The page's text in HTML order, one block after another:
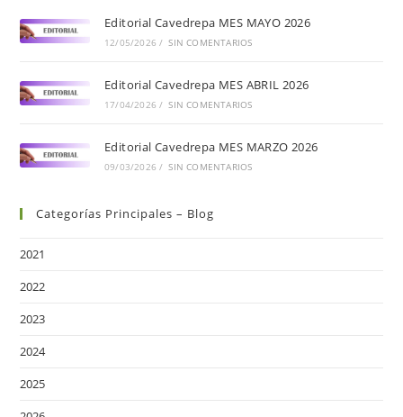
Editorial Cavedrepa MES MAYO 2026
12/05/2026 / SIN COMENTARIOS
Editorial Cavedrepa MES ABRIL 2026
17/04/2026 / SIN COMENTARIOS
Editorial Cavedrepa MES MARZO 2026
09/03/2026 / SIN COMENTARIOS
Categorías Principales – Blog
2021
2022
2023
2024
2025